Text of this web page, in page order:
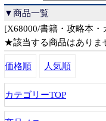
▼商品一覧
[X68000/書籍・攻略本
★該当する商品はあり
価格順 人気順
カテゴリーTOP